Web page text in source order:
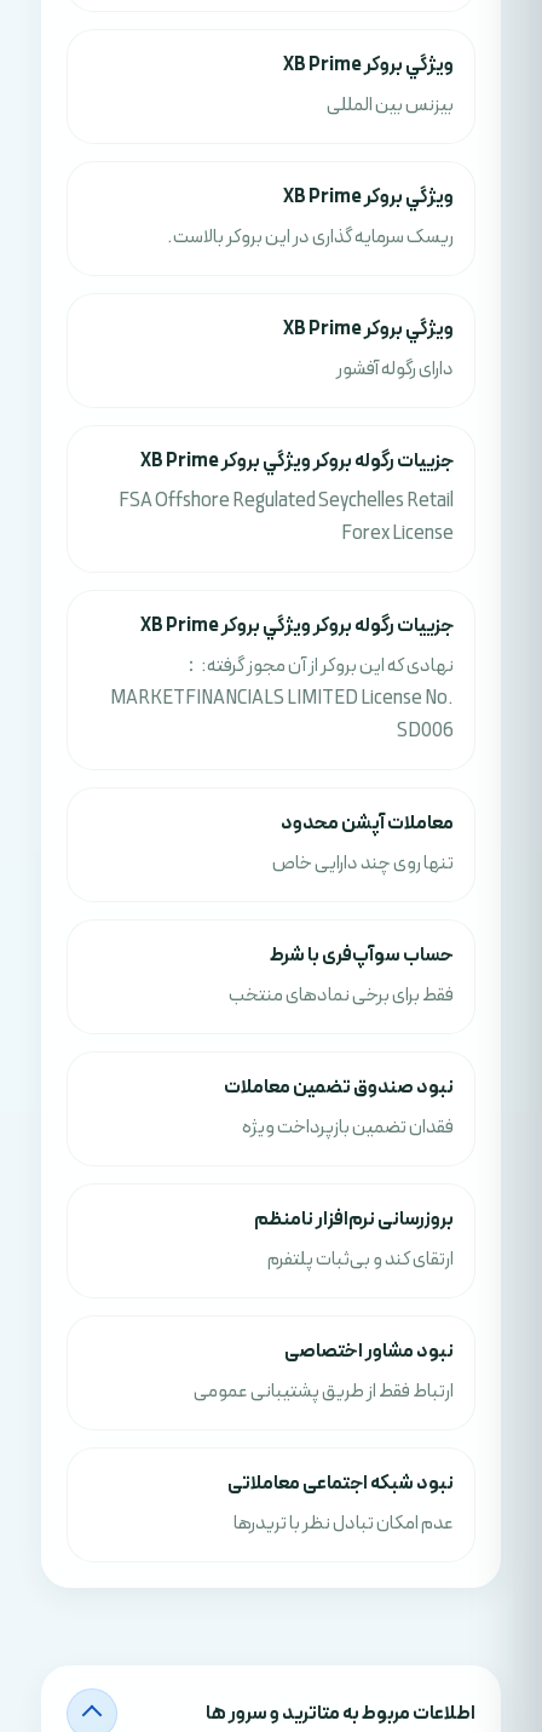
ويژگي بروکر XB Prime
بیزنس بین المللی
ويژگي بروکر XB Prime
ریسک سرمایه گذاری در این بروکر بالاست.
ويژگي بروکر XB Prime
دارای رگوله آفشور
جزييات رگوله بروکر ويژگي بروکر XB Prime
FSA Offshore Regulated Seychelles Retail
Forex License
جزييات رگوله بروکر ويژگي بروکر XB Prime
نهادی که این بروکر از آن مجوز گرفته:：
MARKETFINANCIALS LIMITED License No.
SD006
معاملات آپشن محدود
تنها روی چند دارایی خاص
حساب سوآپ‌فری با شرط
فقط برای برخی نمادهای منتخب
نبود صندوق تضمین معاملات
فقدان تضمین بازپرداخت ویژه
بروزرسانی نرم‌افزار نامنظم
ارتقای کند و بی‌ثبات پلتفرم
نبود مشاور اختصاصی
ارتباط فقط از طریق پشتیبانی عمومی
نبود شبکه اجتماعی معاملاتی
عدم امکان تبادل نظر با تریدرها
اطلاعات مربوط به متاترید و سرور ها